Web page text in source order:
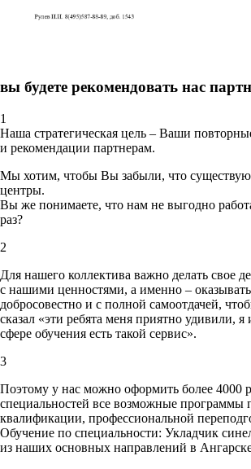
вы будете рекомендовать нас
1
Наша стратегическая цель – Ваши
и рекомендации партнерам.
Мы хотим, чтобы Вы забыли, что
центры.
Вы же понимаете, что нам не выгодно
раз?
2
Для нашего коллектива важно делать свое
с нашими ценностями, а именно –
добросовестно и с полной самоотдачей,
сказал «эти ребята меня приятно удивили, я
сфере обучения есть такой сервис».
3
Поэтому у нас можно оформить более 4000
специальностей все возможные программы
квалификации, профессиональной
Обучение по специальности: Укладчик
из наших основных направлений в